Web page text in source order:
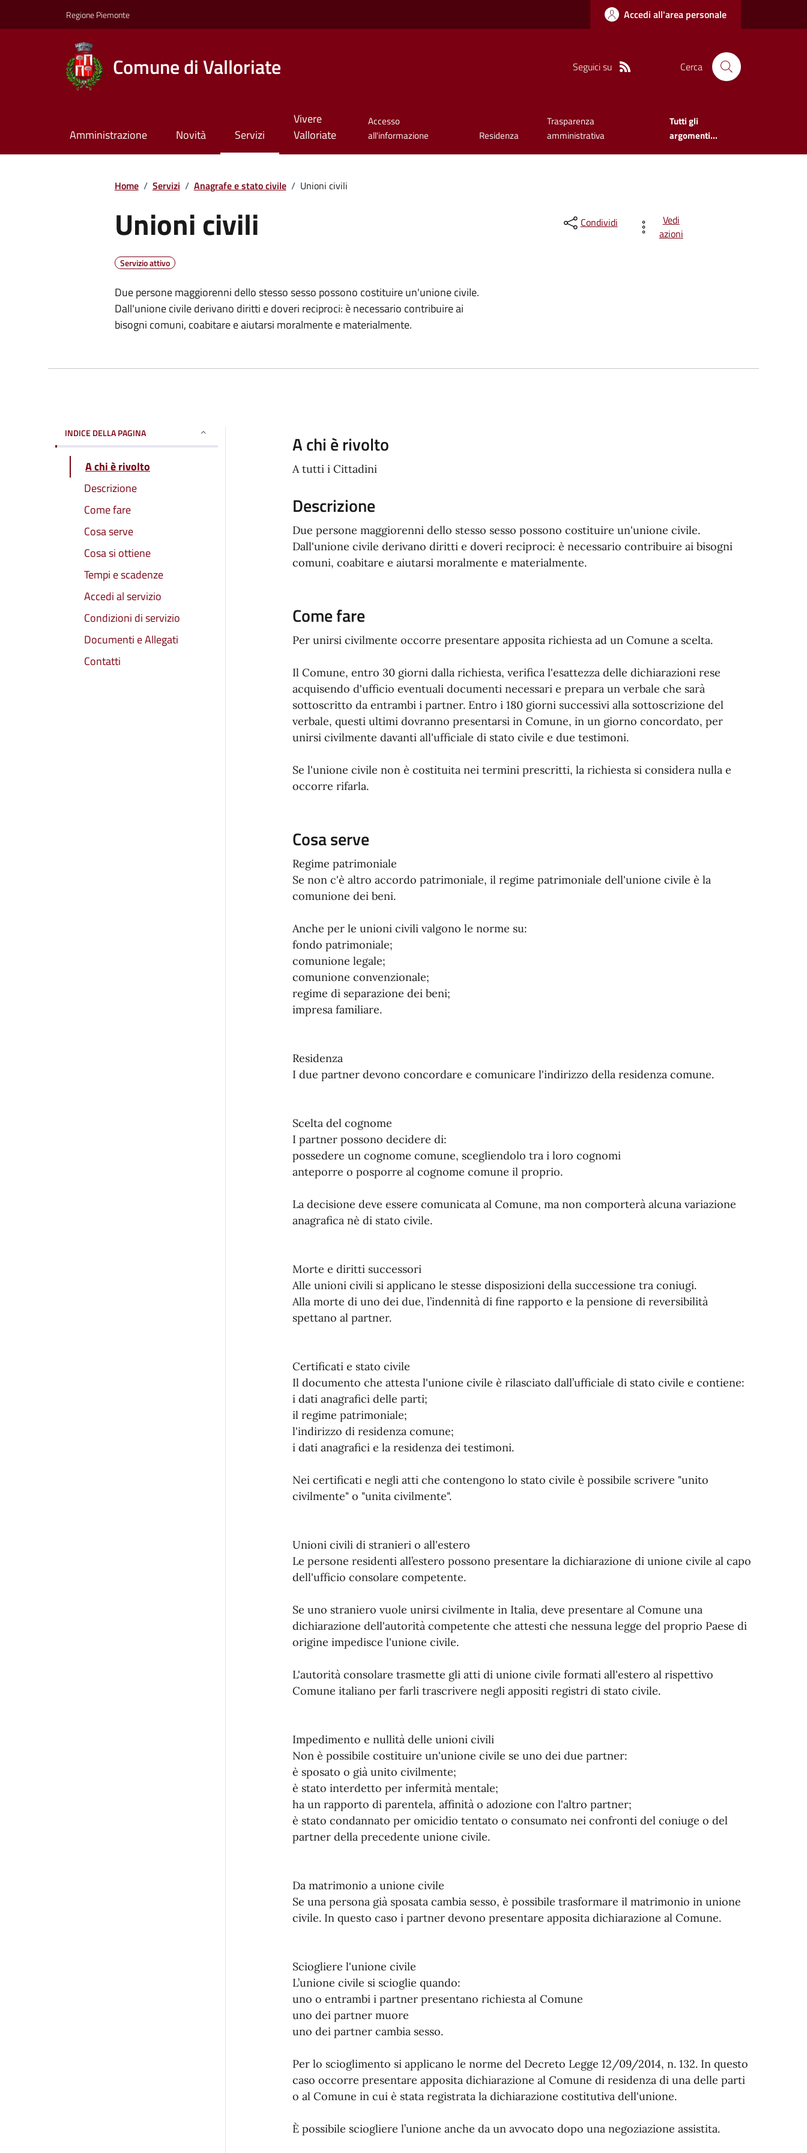
Regione Piemonte Accedi all'area personale
Comune di Valloriate Seguici su Cerca
Amministrazione Novità Servizi
Vivere
Valloriate
Accesso
all'informazione
Residenza
Trasparenza
amministrativa
Tutti gli
argomenti...
Home / Servizi / Anagrafe e stato civile / Unioni civili
Unioni civili
Servizio attivo
Due persone maggiorenni dello stesso sesso possono costituire un'unione civile.
Dall'unione civile derivano diritti e doveri reciproci: è necessario contribuire ai
bisogni comuni, coabitare e aiutarsi moralmente e materialmente.
Condividi
Vedi
azioni
INDICE DELLA PAGINA
A chi è rivolto
Descrizione
Come fare
Cosa serve
Cosa si ottiene
Tempi e scadenze
Accedi al servizio
Condizioni di servizio
Documenti e Allegati
Contatti
A chi è rivolto
A tutti i Cittadini
Descrizione
Due persone maggiorenni dello stesso sesso possono costituire un'unione civile.
Dall'unione civile derivano diritti e doveri reciproci: è necessario contribuire ai bisogni
comuni, coabitare e aiutarsi moralmente e materialmente.
Come fare
Per unirsi civilmente occorre presentare apposita richiesta ad un Comune a scelta.
Il Comune, entro 30 giorni dalla richiesta, verifica l'esattezza delle dichiarazioni rese
acquisendo d'ufficio eventuali documenti necessari e prepara un verbale che sarà
sottoscritto da entrambi i partner. Entro i 180 giorni successivi alla sottoscrizione del
verbale, questi ultimi dovranno presentarsi in Comune, in un giorno concordato, per
unirsi civilmente davanti all'ufficiale di stato civile e due testimoni.
Se l'unione civile non è costituita nei termini prescritti, la richiesta si considera nulla e
occorre rifarla.
Cosa serve
Regime patrimoniale
Se non c'è altro accordo patrimoniale, il regime patrimoniale dell'unione civile è la
comunione dei beni.
Anche per le unioni civili valgono le norme su:
fondo patrimoniale;
comunione legale;
comunione convenzionale;
regime di separazione dei beni;
impresa familiare.
Residenza
I due partner devono concordare e comunicare l'indirizzo della residenza comune.
Scelta del cognome
I partner possono decidere di:
possedere un cognome comune, scegliendolo tra i loro cognomi
anteporre o posporre al cognome comune il proprio.
La decisione deve essere comunicata al Comune, ma non comporterà alcuna variazione
anagrafica nè di stato civile.
Morte e diritti successori
Alle unioni civili si applicano le stesse disposizioni della successione tra coniugi.
Alla morte di uno dei due, l’indennità di fine rapporto e la pensione di reversibilità
spettano al partner.
Certificati e stato civile
Il documento che attesta l'unione civile è rilasciato dall’ufficiale di stato civile e contiene:
i dati anagrafici delle parti;
il regime patrimoniale;
l'indirizzo di residenza comune;
i dati anagrafici e la residenza dei testimoni.
Nei certificati e negli atti che contengono lo stato civile è possibile scrivere "unito
civilmente" o "unita civilmente".
Unioni civili di stranieri o all'estero
Le persone residenti all’estero possono presentare la dichiarazione di unione civile al capo
dell'ufficio consolare competente.
Se uno straniero vuole unirsi civilmente in Italia, deve presentare al Comune una
dichiarazione dell'autorità competente che attesti che nessuna legge del proprio Paese di
origine impedisce l'unione civile.
L'autorità consolare trasmette gli atti di unione civile formati all'estero al rispettivo
Comune italiano per farli trascrivere negli appositi registri di stato civile.
Impedimento e nullità delle unioni civili
Non è possibile costituire un'unione civile se uno dei due partner:
è sposato o già unito civilmente;
è stato interdetto per infermità mentale;
ha un rapporto di parentela, affinità o adozione con l'altro partner;
è stato condannato per omicidio tentato o consumato nei confronti del coniuge o del
partner della precedente unione civile.
Da matrimonio a unione civile
Se una persona già sposata cambia sesso, è possibile trasformare il matrimonio in unione
civile. In questo caso i partner devono presentare apposita dichiarazione al Comune.
Sciogliere l'unione civile
L’unione civile si scioglie quando:
uno o entrambi i partner presentano richiesta al Comune
uno dei partner muore
uno dei partner cambia sesso.
Per lo scioglimento si applicano le norme del Decreto Legge 12/09/2014, n. 132. In questo
caso occorre presentare apposita dichiarazione al Comune di residenza di una delle parti
o al Comune in cui è stata registrata la dichiarazione costitutiva dell'unione.
È possibile sciogliere l’unione anche da un avvocato dopo una negoziazione assistita.